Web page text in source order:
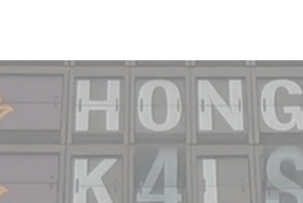
Traffic
Live